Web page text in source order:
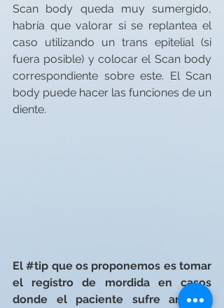
Scan body queda muy sumergido,
habría que valorar si se replantea el
caso utilizando un trans epitelial (si
fuera posible) y colocar el Scan body
correspondiente sobre este. El Scan
body puede hacer las funciones de un
diente.
El #tip que os proponemos es tomar
el registro de mordida en casos
donde el paciente sufre amplios